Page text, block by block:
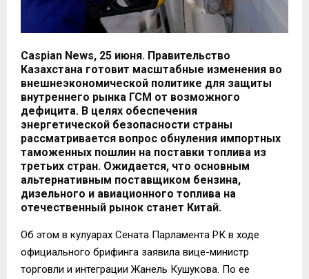
Caspian News, 25 июня. Правительство
Казахстана готовит масштабные изменения во
внешнеэкономической политике для защиты
внутреннего рынка ГСМ от возможного
дефицита. В целях обеспечения
энергетической безопасности страны
рассматривается вопрос обнуления импортных
таможенных пошлин на поставки топлива из
третьих стран. Ожидается, что основным
альтернативным поставщиком бензина,
дизельного и авиационного топлива на
отечественный рынок станет Китай.
Об этом в кулуарах Сената Парламента РК в ходе
официального брифинга заявила вице-министр
торговли и интеграции Жанель Кушукова. По ее